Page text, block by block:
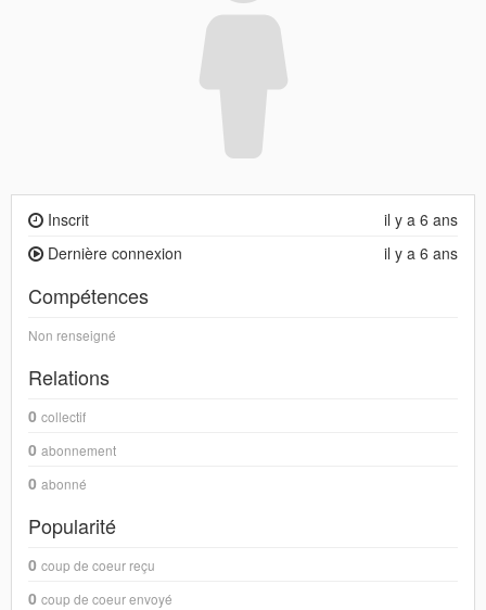
il y a 6 ans
Inscrit
il y a 6 ans
Dernière connexion
Compétences
Non renseigné
Relations
0 collectif
0 abonnement
0 abonné
Popularité
0 coup de coeur reçu
0 coup de coeur envoyé